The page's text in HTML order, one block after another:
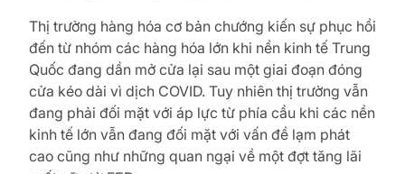
Thị trường hàng hóa cơ bản chướng kiến sự phục hồi
đến từ nhóm các hàng hóa lớn khi nền kinh tế Trung
Quốc đang dần mở cửa lại sau một giai đoạn đóng
cửa kéo dài vì dịch COVID. Tuy nhiên thị trường vẫn
đang phải đối mặt với áp lực từ phía cầu khi các nền
kinh tế lớn vẫn đang đối mặt với vấn đề lạm phát
cao cũng như những quan ngại về một đợt tăng lãi